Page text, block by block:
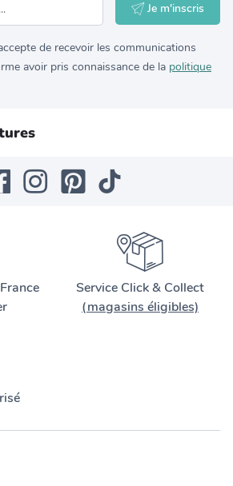
Je m'inscris
de recevoir les communications
avoir pris connaissance de la politique
Service Click & Collect
(magasins éligibles)